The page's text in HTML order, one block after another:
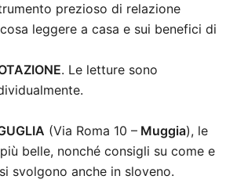
prezioso di relazione
leggere a casa e sui benefici di
. Le letture sono
(Via Roma 10 – Muggia), le
belle, nonché consigli su come e
svolgono anche in sloveno.